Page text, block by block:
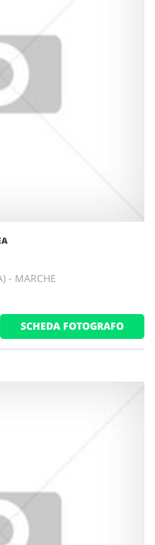
- MARCHE
SCHEDA FOTOGRAFO